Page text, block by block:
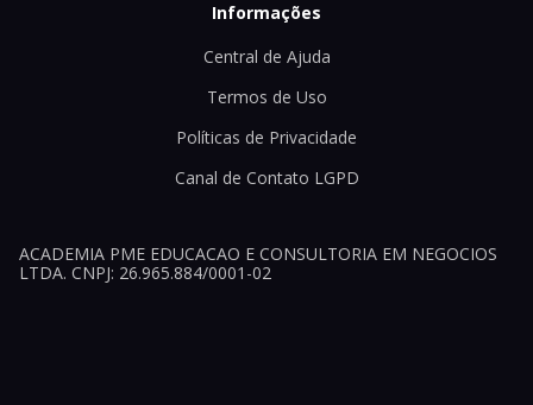
Informações
Central de Ajuda
Termos de Uso
Políticas de Privacidade
Canal de Contato LGPD
ACADEMIA PME EDUCACAO E CONSULTORIA EM NEGOCIOS
LTDA. CNPJ: 26.965.884/0001-02